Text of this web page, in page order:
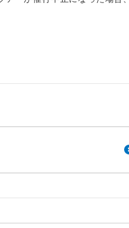
加料金がかからないコース